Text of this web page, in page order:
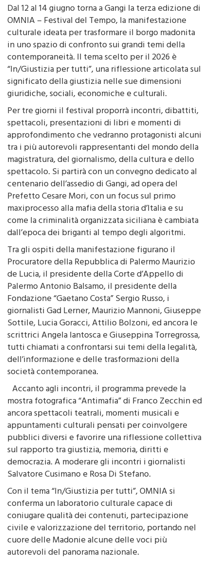
Dal 12 al 14 giugno torna a Gangi la terza edizione di
OMNIA – Festival del Tempo, la manifestazione
culturale ideata per trasformare il borgo madonita
in uno spazio di confronto sui grandi temi della
contemporaneità. Il tema scelto per il 2026 è
“In/Giustizia per tutti”, una riflessione articolata sul
significato della giustizia nelle sue dimensioni
giuridiche, sociali, economiche e culturali.
Per tre giorni il festival proporrà incontri, dibattiti,
spettacoli, presentazioni di libri e momenti di
approfondimento che vedranno protagonisti alcuni
tra i più autorevoli rappresentanti del mondo della
magistratura, del giornalismo, della cultura e dello
spettacolo. Si partirà con un convegno dedicato al
centenario dell’assedio di Gangi, ad opera del
Prefetto Cesare Mori, con un focus sul primo
maxiprocesso alla mafia della storia d’Italia e su
come la criminalità organizzata siciliana è cambiata
dall’epoca dei briganti al tempo degli algoritmi.
Tra gli ospiti della manifestazione figurano il
Procuratore della Repubblica di Palermo Maurizio
de Lucia, il presidente della Corte d’Appello di
Palermo Antonio Balsamo, il presidente della
Fondazione “Gaetano Costa” Sergio Russo, i
giornalisti Gad Lerner, Maurizio Mannoni, Giuseppe
Sottile, Lucia Goracci, Attilio Bolzoni, ed ancora le
scrittrici Angela Iantosca e Giuseppina Torregrossa,
tutti chiamati a confrontarsi sui temi della legalità,
dell’informazione e delle trasformazioni della
società contemporanea.
Accanto agli incontri, il programma prevede la
mostra fotografica “Antimafia” di Franco Zecchin ed
ancora spettacoli teatrali, momenti musicali e
appuntamenti culturali pensati per coinvolgere
pubblici diversi e favorire una riflessione collettiva
sul rapporto tra giustizia, memoria, diritti e
democrazia. A moderare gli incontri i giornalisti
Salvatore Cusimano e Rosa Di Stefano.
Con il tema “In/Giustizia per tutti”, OMNIA si
conferma un laboratorio culturale capace di
coniugare qualità dei contenuti, partecipazione
civile e valorizzazione del territorio, portando nel
cuore delle Madonie alcune delle voci più
autorevoli del panorama nazionale.